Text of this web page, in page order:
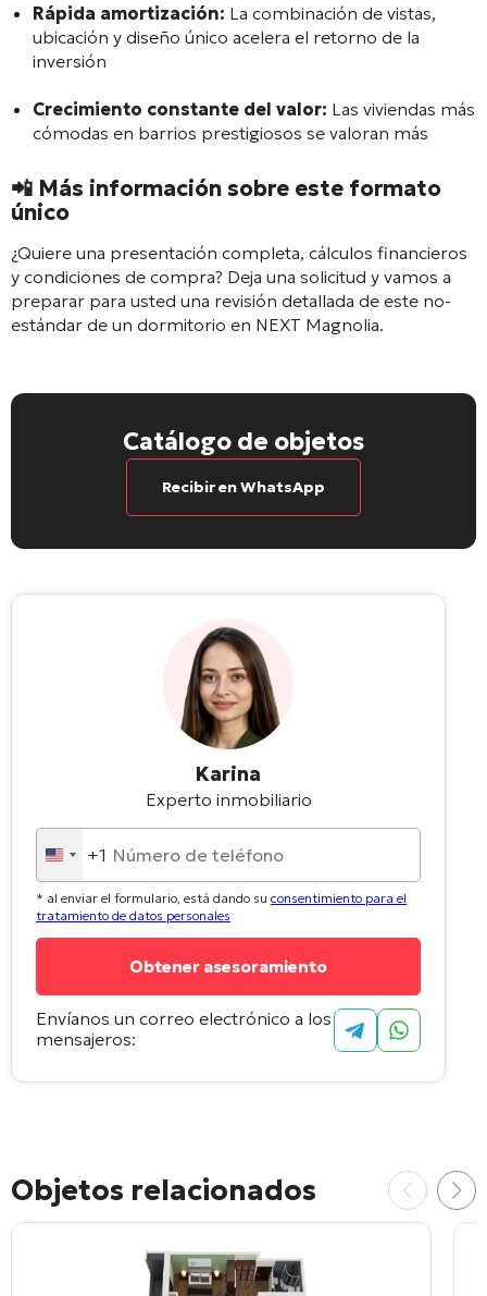
Rápida amortización: La combinación de vistas,
ubicación y diseño único acelera el retorno de la
inversión
Crecimiento constante del valor: Las viviendas más
cómodas en barrios prestigiosos se valoran más
📲 Más información sobre este formato
único
¿Quiere una presentación completa, cálculos financieros
y condiciones de compra? Deja una solicitud y vamos a
preparar para usted una revisión detallada de este no-
estándar de un dormitorio en NEXT Magnolia.
Catálogo de objetos
Recibir en WhatsApp
Karina
Experto inmobiliario
United
States
+1
+1
* al enviar el formulario, está dando su consentimiento para el
tratamiento de datos personales
Envíanos un correo electrónico a los
mensajeros:
Objetos relacionados